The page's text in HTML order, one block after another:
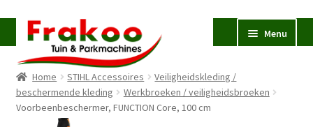
Ga
door
naar
navigatie
Ga
naar
de
inhoud
Menu
Homepage
Verkoop en Reparatie
Home STIHL Accessoires
Veiligheidskleding /
beschermende kleding
Werkbroeken / veiligheidsbroeken
Voorbeenbeschermer, FUNCTION Core, 100 cm